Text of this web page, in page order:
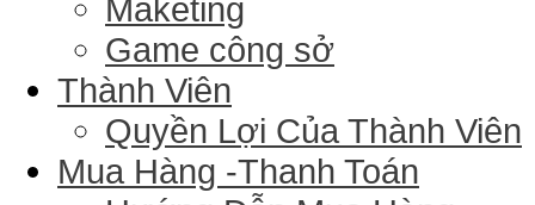
Maketing
Game công sở
Thành Viên
Quyền Lợi Của Thành Viên
Mua Hàng -Thanh Toán